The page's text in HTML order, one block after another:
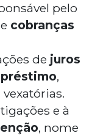
pelo
cobranças
de juros
,
e à
, nome